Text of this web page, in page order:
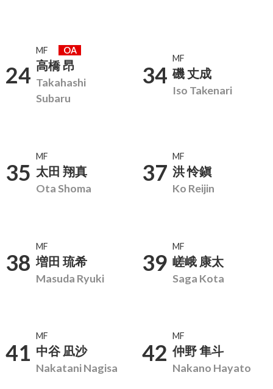
24
MF OA
高橋 昂
Takahashi
Subaru
34
MF
磯 丈成
Iso Takenari
35
MF
太田 翔真
Ota Shoma
37
MF
洪 怜鎭
Ko Reijin
38
MF
増田 琉希
Masuda Ryuki
39
MF
嵯峨 康太
Saga Kota
41
MF
中谷 凪沙
Nakatani Nagisa
42
MF
仲野 隼斗
Nakano Hayato